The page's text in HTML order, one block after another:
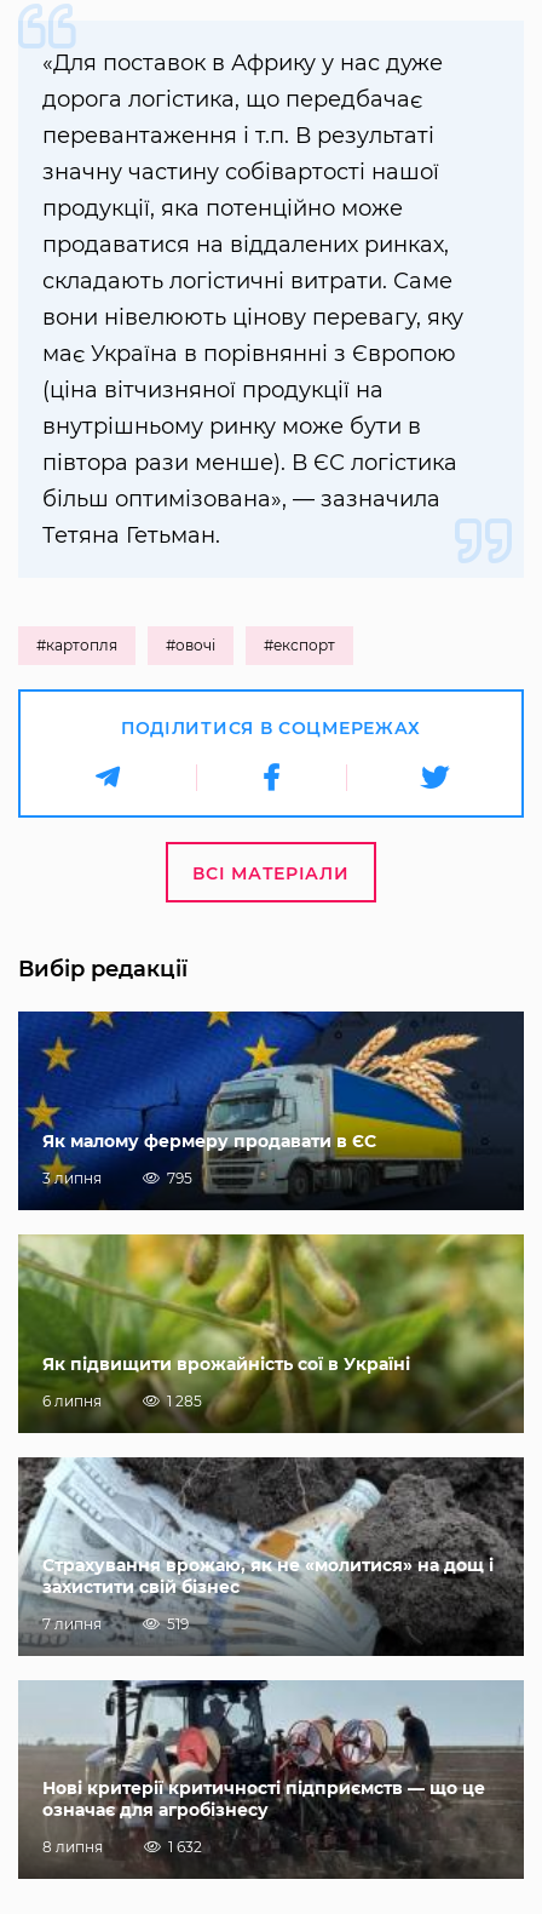
«Для поставок в Африку у нас дуже
дорога логістика, що передбачає
перевантаження і т.п. В результаті
значну частину собівартості нашої
продукції, яка потенційно може
продаватися на віддалених ринках,
складають логістичні витрати. Саме
вони нівелюють цінову перевагу, яку
має Україна в порівнянні з Європою
(ціна вітчизняної продукції на
внутрішньому ринку може бути в
півтора рази менше). В ЄС логістика
більш оптимізована», — зазначила
Тетяна Гетьман.
#картопля #овочі #експорт
ПОДІЛИТИСЯ В СОЦМЕРЕЖАХ
ВСІ МАТЕРІАЛИ
Вибір редакції
Як малому фермеру продавати в ЄС
3 липня 795
Як підвищити врожайність сої в Україні
6 липня 1 285
Страхування врожаю, як не «молитися» на дощ і
захистити свій бізнес
7 липня 519
Нові критерії критичності підприємств — що це
означає для агробізнесу
8 липня 1 632